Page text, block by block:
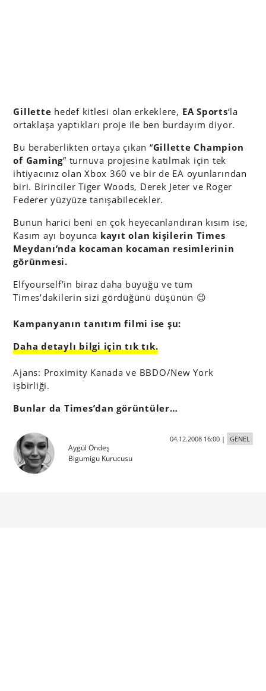
Gillette hedef kitlesi olan erkeklere, EA Sports‘la
ortaklaşa yaptıkları proje ile ben burdayım diyor.
Bu beraberlikten ortaya çıkan “Gillette Champion
of Gaming” turnuva projesine katılmak için tek
ihtiyacınız olan Xbox 360 ve bir de EA oyunlarından
biri. Birinciler Tiger Woods, Derek Jeter ve Roger
Federer yüzyüze tanışabilecekler.
Bunun harici beni en çok heyecanlandıran kısım ise,
Kasım ayı boyunca kayıt olan kişilerin Times
Meydanı’nda kocaman kocaman resimlerinin
görünmesi.
Elfyourself’in biraz daha büyüğü ve tüm
Times’dakilerin sizi gördüğünü düşünün 😉
Kampanyanın tanıtım filmi ise şu:
Daha detaylı bilgi için tık tık.
Ajans: Proximity Kanada ve BBDO/New York
işbirliği.
Bunlar da Times’dan görüntüler…
Aygül Öndeş
Bigumigu Kurucusu
04.12.2008 16:00| GENEL